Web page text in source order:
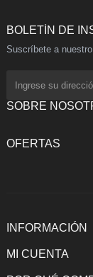
BOLETÍN DE
Suscríbete a
SOBRE
OFERTAS
INFORMACIÓN
MI CUENTA